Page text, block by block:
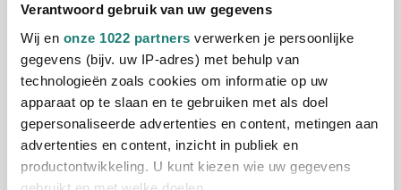
Verantwoord gebruik van uw gegevens
Wij en onze 1022 partners verwerken je persoonlijke
gegevens (bijv. uw IP-adres) met behulp van
technologieën zoals cookies om informatie op uw
apparaat op te slaan en te gebruiken met als doel
gepersonaliseerde advertenties en content, metingen aan
advertenties en content, inzicht in publiek en
productontwikkeling. U kunt kiezen wie uw gegevens
gebruikt en met welke doelen.
Logo of tekst op het oortag (label)
Combineer met artikelnummer 5013 voor extra
personalisatiemogelijkheden
Gratis digitaal voorbeeld van je bedrukte
knuffel
Benieuwd hoe jouw logo op deze schattige leeuw eruit
zal zien? Vraag een gratis digitaal voorbeeld aan.